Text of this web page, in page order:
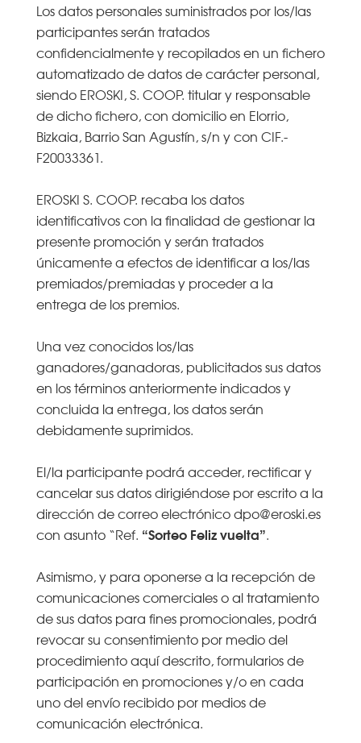
Los datos personales suministrados por los/las
participantes serán tratados
confidencialmente y recopilados en un fichero
automatizado de datos de carácter personal,
siendo EROSKI, S. COOP. titular y responsable
de dicho fichero, con domicilio en Elorrio,
Bizkaia, Barrio San Agustín, s/n y con CIF.-
F20033361.
EROSKI S. COOP. recaba los datos
identificativos con la finalidad de gestionar la
presente promoción y serán tratados
únicamente a efectos de identificar a los/las
premiados/premiadas y proceder a la
entrega de los premios.
Una vez conocidos los/las
ganadores/ganadoras, publicitados sus datos
en los términos anteriormente indicados y
concluida la entrega, los datos serán
debidamente suprimidos.
El/la participante podrá acceder, rectificar y
cancelar sus datos dirigiéndose por escrito a la
dirección de correo electrónico dpo@eroski.es
con asunto “Ref. “Sorteo Feliz vuelta”.
Asimismo, y para oponerse a la recepción de
comunicaciones comerciales o al tratamiento
de sus datos para fines promocionales, podrá
revocar su consentimiento por medio del
procedimiento aquí descrito, formularios de
participación en promociones y/o en cada
uno del envío recibido por medios de
comunicación electrónica.